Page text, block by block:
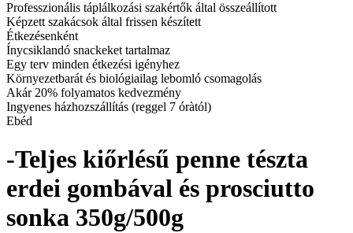
Professzionális táplálkozási szakértők által összeállított
Képzett szakácsok által frissen készített
Étkezésenként
Ínycsiklandó snackeket tartalmaz
Egy terv minden étkezési igényhez
Környezetbarát és biológiailag lebomló csomagolás
Akár 20% folyamatos kedvezmény
Ingyenes házhozszállítás (reggel 7 óràtól)
Ebéd
-Teljes kiőrlésű penne tészta
erdei gombával és prosciutto
sonka 350g/500g